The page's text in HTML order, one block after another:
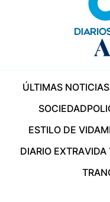
ÚLTIMAS NOTICIAS
SOCIEDAD
ESTILO DE VIDA
DIARIO EXTRAVIDA